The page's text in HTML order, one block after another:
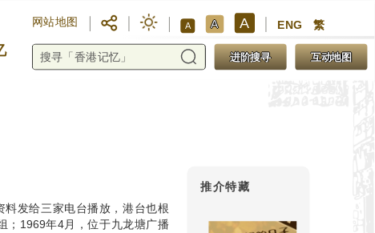
网站地图 A A A ENG 繁
进阶搜寻 互动地图
发给三家电台播放，港台也根
；1969年4月，位于九龙塘广播
推介特藏